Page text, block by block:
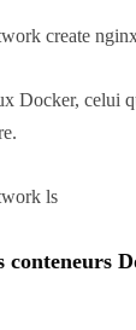
create
Docker, celui
ls
conteneurs